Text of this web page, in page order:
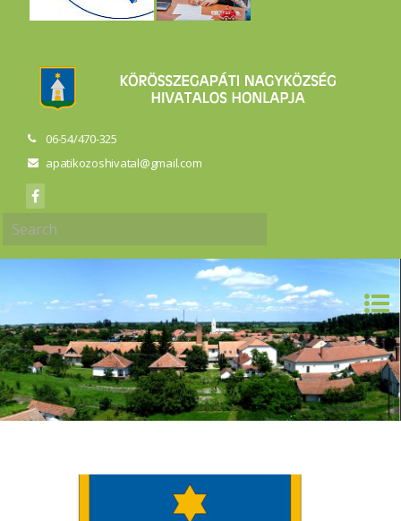
06-54/470-325
apatikozoshivatal@gmail.com